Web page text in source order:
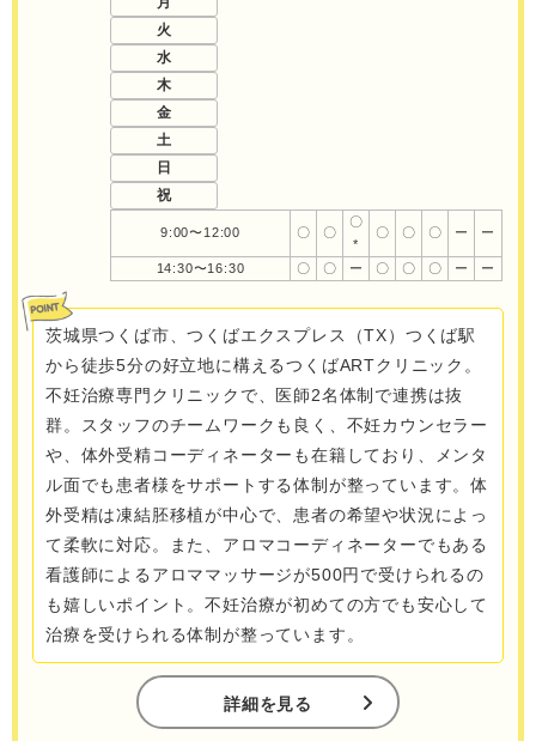
火
水
木
金
土
日
祝
9:00〜12:00 〇 〇
〇
*
〇 〇 〇 ー ー
14:30〜16:30 〇 〇 ー 〇 〇 〇 ー ー
茨城県つくば市、つくばエクスプレス（TX）つくば駅
から徒歩5分の好立地に構えるつくばARTクリニック。
不妊治療専門クリニックで、医師2名体制で連携は抜
群。スタッフのチームワークも良く、不妊カウンセラー
や、体外受精コーディネーターも在籍しており、メンタ
ル面でも患者様をサポートする体制が整っています。体
外受精は凍結胚移植が中心で、患者の希望や状況によっ
て柔軟に対応。また、アロマコーディネーターでもある
看護師によるアロママッサージが500円で受けられるの
も嬉しいポイント。不妊治療が初めての方でも安心して
治療を受けられる体制が整っています。
詳細を見る